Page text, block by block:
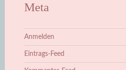
Meta
Anmelden
Eintrags-Feed